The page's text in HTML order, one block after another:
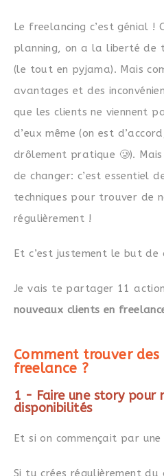
Le freelancing c’est génial !
planning, on a la liberté de
(le tout en pyjama). Mais
avantages et des
que les clients ne viennent
d’eux même (on est
drôlement pratique 🥲).
de changer: c’est essentiel
techniques pour trouver de
régulièrement !
Et c’est justement le but de
Je vais te partager 11
nouveaux clients en
Comment trouver
freelance ?
1 - Faire une story pour
disponibilités
Et si on commençait par
Si tu crées régulièrement